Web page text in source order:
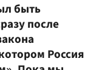
быть
после
Россия